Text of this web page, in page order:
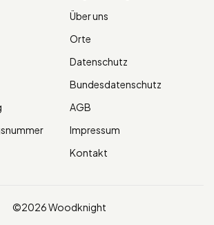
Über uns
Orte
Datenschutz
Bundesdatenschutz
AGB
Impressum
Kontakt
©2026 Woodknight